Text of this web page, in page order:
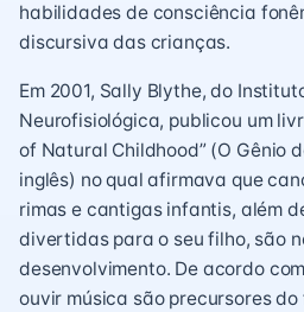
habilidades de consciência
discursiva das crianças.
Em 2001, Sally Blythe, do
Neurofisiológica, publicou um
of Natural Childhood” (O Gênio
inglês) no qual afirmava que
rimas e cantigas infantis, além
divertidas para o seu filho, são
desenvolvimento. De acordo
ouvir música são precursores